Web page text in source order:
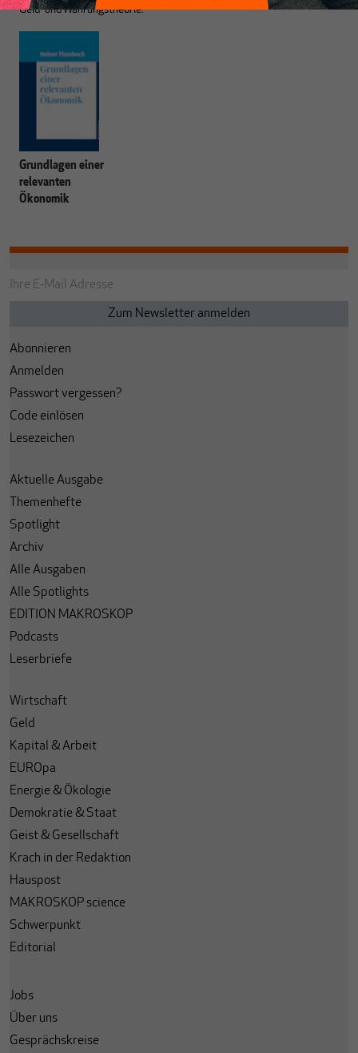
Geld- und Währungstheorie.
Grundlagen einer
relevanten
Ökonomik
Abonnieren
Anmelden
Passwort vergessen?
Code einlösen
Lesezeichen
Aktuelle Ausgabe
Themenhefte
Spotlight
Archiv
Alle Ausgaben
Alle Spotlights
EDITION MAKROSKOP
Podcasts
Leserbriefe
Wirtschaft
Geld
Kapital & Arbeit
EUROpa
Energie & Ökologie
Demokratie & Staat
Geist & Gesellschaft
Krach in der Redaktion
Hauspost
MAKROSKOP science
Schwerpunkt
Editorial
Jobs
Über uns
Gesprächskreise